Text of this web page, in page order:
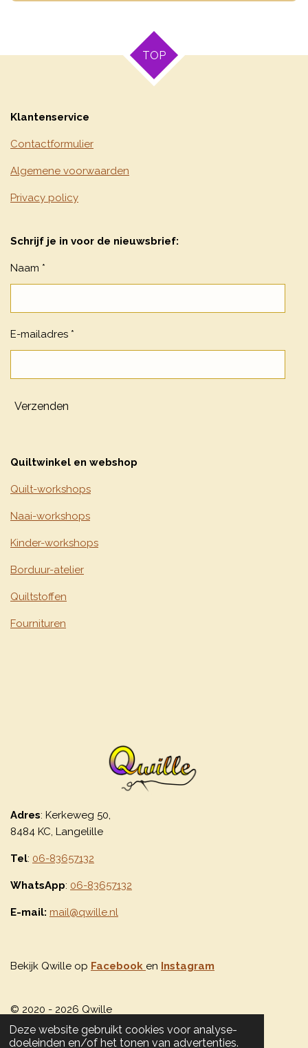
Deze website gebruikt cookies voor analyse-
doeleinden en/of het tonen van advertenties.
TOP
Klantenservice
Contactformulier
Algemene voorwaarden
Privacy policy
Schrijf je in voor de nieuwsbrief:
Naam *
E-mailadres *
Verzenden
Quiltwinkel en webshop
Quilt-workshops
Naai-workshops
Kinder-workshops
Borduur-atelier
Quiltstoffen
Fournituren
Adres: Kerkeweg 50,
8484 KC, Langelille
Tel: 06-83657132
WhatsApp: 06-83657132
E-mail: mail@qwille.nl
Bekijk Qwille op Facebook en Instagram
© 2020 - 2026 Qwille
Powered byJouwWeb